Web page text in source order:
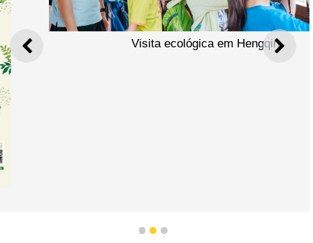
ANTERIOR
Visita ecológica em Hengqin
1 2 3